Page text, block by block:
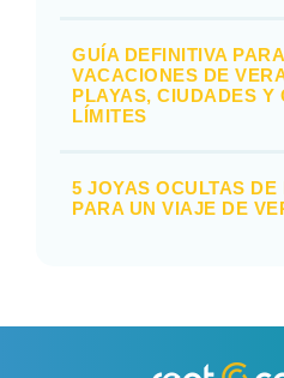
GUÍA DEFINITIVA
VACACIONES DE
PLAYAS, CIUDADES Y
LÍMITES
5 JOYAS OCULTAS DE
PARA UN VIAJE DE